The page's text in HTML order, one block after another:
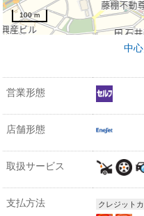
100 m
中
営業形態
店舗形態
取扱サービス
支払方法 クレジット